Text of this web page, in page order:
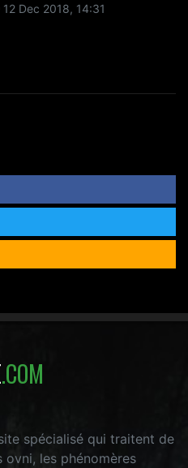
12 Dec 2018, 14:31
.COM
spécialisé qui traitent de
ovni, les phénomères